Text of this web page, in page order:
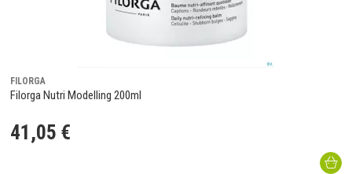
FILORGA
Filorga Nutri Modelling 200ml
41 ,05 €